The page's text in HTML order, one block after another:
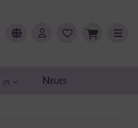
(7) Neues